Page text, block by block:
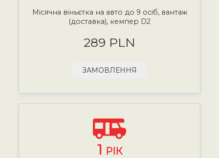
Місячна віньєтка на авто до 9 осіб, вантаж
(доставка), кемпер D2
289 PLN
ЗАМОВЛЕННЯ
1 РІК